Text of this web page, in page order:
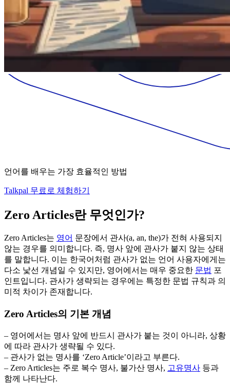
언어를 배우는 가장 효율적인 방법
Talkpal 무료로 체험하기
Zero Articles란 무엇인가?
Zero Articles는 영어 문장에서 관사(a, an, the)가 전혀 사용되지
않는 경우를 의미합니다. 즉, 명사 앞에 관사가 붙지 않는 상태
를 말합니다. 이는 한국어처럼 관사가 없는 언어 사용자에게는
다소 낯선 개념일 수 있지만, 영어에서는 매우 중요한 문법 포
인트입니다. 관사가 생략되는 경우에는 특정한 문법 규칙과 의
미적 차이가 존재합니다.
Zero Articles의 기본 개념
– 영어에서는 명사 앞에 반드시 관사가 붙는 것이 아니라, 상황
에 따라 관사가 생략될 수 있다.
– 관사가 없는 명사를 ‘Zero Article’이라고 부른다.
– Zero Articles는 주로 복수 명사, 불가산 명사, 고유명사 등과
함께 나타난다.